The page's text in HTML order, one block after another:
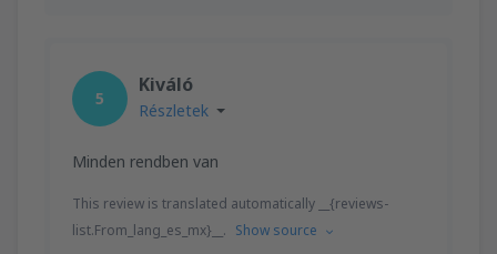
5
Kiváló
Részletek
Minden rendben van
This review is translated automatically __{reviews-
list.From_lang_es_mx}__. Show source